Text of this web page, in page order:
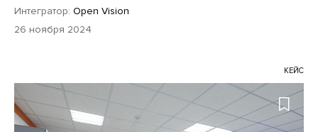
Интегратор: Open Vision
26 ноября 2024
КЕЙС